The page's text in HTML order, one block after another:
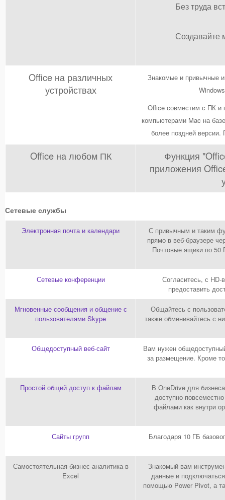
Без труда
Создавайте
Office на различных
устройствах
Знакомые и привычные
Office совместим с ПК и
компьютерами Mac на
более поздней
Office на любом ПК
Функция
приложения
Сетевые службы
Электронная почта и календари
С привычным и таким
прямо в веб-браузере
Почтовые ящики по 50
Сетевые конференции
Согласитесь, с
предоставить
Мгновенные сообщения и общение с
пользователями Skype
Общайтесь с
также обменивайтесь с
Общедоступный веб-сайт
Вам нужен
за размещение. Кроме
Простой общий доступ к файлам
В OneDrive для
доступно
файлами как внутри
Сайты групп Благодаря 10 ГБ
Самостоятельная бизнес-аналитика в
Excel
Знакомый вам
данные и
помощью Power Pivot, а